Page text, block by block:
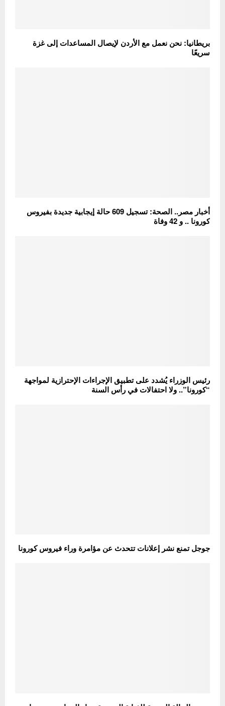
بريطانيا: نحن نعمل مع الأردن لإيصال المساعدات إلى غزة
سريعًا
أخبار مصر.. الصحة: تسجيل 609 حالة إيجابية جديدة بفيروس
كورونا .. و 42 وفاة
رئيس الوزراء يُشدد على تطبيق الإجراءات الإحترازية لمواجهة
“كورونا”.. ولا احتفالات في رأس السنة
جوجل تمنع نشر إعلانات تتحدث عن مؤامرة وراء فيروس كورونا